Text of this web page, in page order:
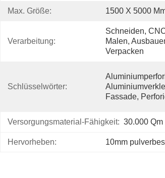
Max. Größe: 1500 X 5000
Verarbeitung:
Schneiden,
Malen,
Verpacken
Schlüsselwörter:
Fassade,
Versorgungsmaterial-Fähigkeit: 30.000 Qm
Hervorheben: 10mm